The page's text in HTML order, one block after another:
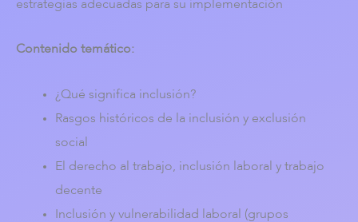
estrategias adecuadas para su implementación
Contenido temático:
¿Qué significa inclusión?
Rasgos históricos de la inclusión y exclusión
social
El derecho al trabajo, inclusión laboral y trabajo
decente
Inclusión y vulnerabilidad laboral (grupos